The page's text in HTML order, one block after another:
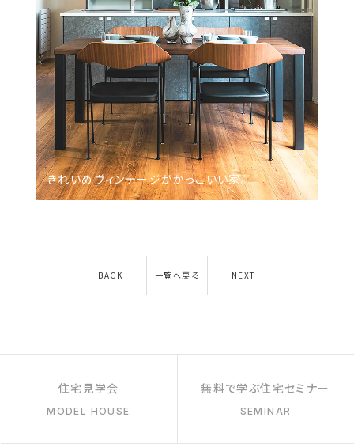
きれいめヴィンテージがかっこいい家。
BACK 一覧へ戻る NEXT
住宅見学会
MODEL HOUSE
無料で学ぶ住宅セミナー
SEMINAR